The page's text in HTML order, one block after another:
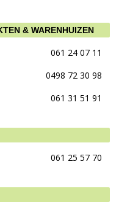
& WARENHUIZEN
061 24 07 11
0498 72 30 98
061 31 51 91
061 25 57 70